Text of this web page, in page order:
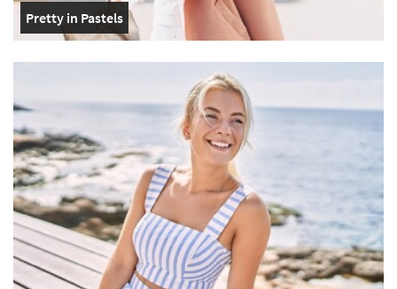
Pretty in Pastels